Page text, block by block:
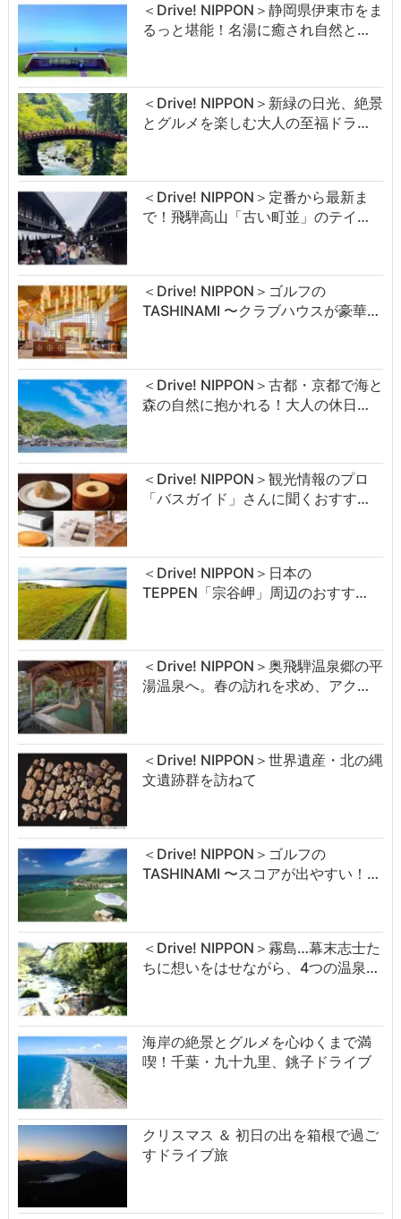
＜Drive! NIPPON＞静岡県伊東市をま
るっと堪能！名湯に癒され自然と…
＜Drive! NIPPON＞新緑の日光、絶景
とグルメを楽しむ大人の至福ドラ…
＜Drive! NIPPON＞定番から最新ま
で！飛騨高山「古い町並」のテイ…
＜Drive! NIPPON＞ゴルフの
TASHINAMI 〜クラブハウスが豪華…
＜Drive! NIPPON＞古都・京都で海と
森の自然に抱かれる！大人の休日…
＜Drive! NIPPON＞観光情報のプロ
「バスガイド」さんに聞くおすす…
＜Drive! NIPPON＞日本の
TEPPEN「宗谷岬」周辺のおすす…
＜Drive! NIPPON＞奥飛騨温泉郷の平
湯温泉へ。春の訪れを求め、アク…
＜Drive! NIPPON＞世界遺産・北の縄
文遺跡群を訪ねて
＜Drive! NIPPON＞ゴルフの
TASHINAMI 〜スコアが出やすい！…
＜Drive! NIPPON＞霧島…幕末志士た
ちに想いをはせながら、4つの温泉…
海岸の絶景とグルメを心ゆくまで満
喫！千葉・九十九里、銚子ドライブ
クリスマス ＆ 初日の出を箱根で過ご
すドライブ旅